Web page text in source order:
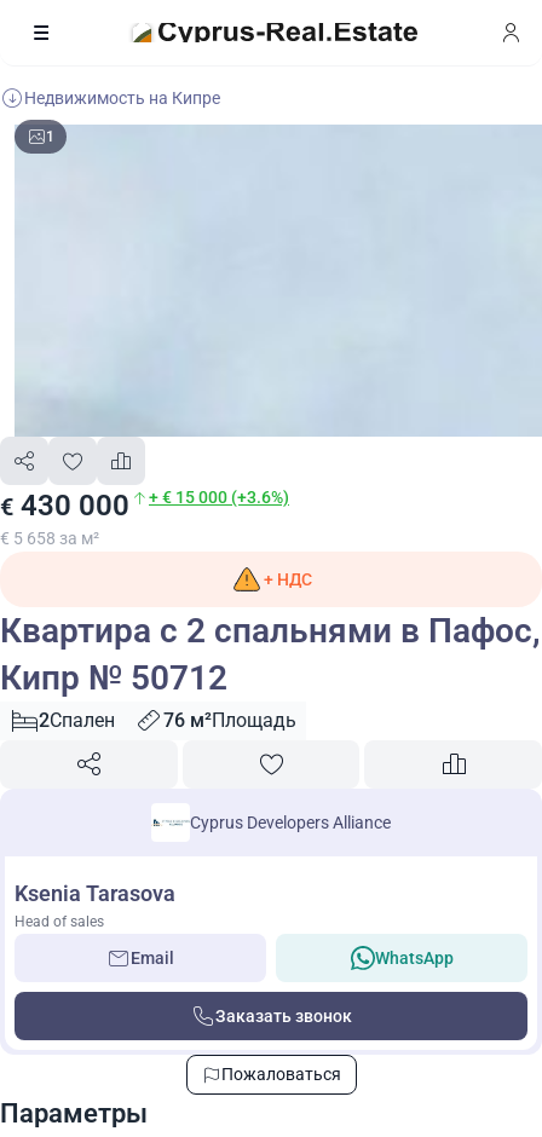
Недвижимость на Кипре
1
€ 430 000 + € 15 000 (+3.6%)
€ 5 658 за м²
+ НДС
Квартира с 2 спальнями в Пафос,
Кипр № 50712
2Спален 76 м²Площадь
Cyprus Developers Alliance
Ksenia Tarasova
Head of sales
Email WhatsApp
Заказать звонок
Пожаловаться
Параметры